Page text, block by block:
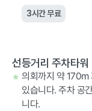
3시간 무료
선등거리 주차타워
의회까지 약 170m
있습니다. 주차 공
니다.